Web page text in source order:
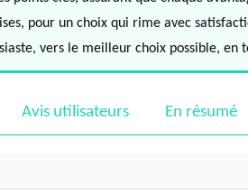
pour un choix qui rime avec
vers le meilleur choix possible, en
Avis utilisateurs En résumé